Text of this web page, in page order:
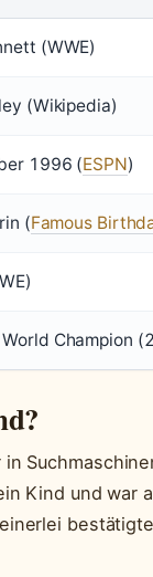
(WWE)
(Wikipedia)
1996 (ESPN)
(Famous
World Champion
Kind und war